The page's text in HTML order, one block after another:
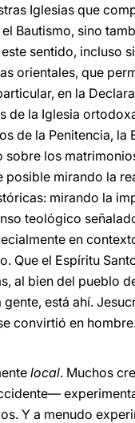
Iglesias que
Bautismo, sino
este sentido, incluso
orientales, que
en la
de la Iglesia
de la Penitencia, la
sobre los
posible mirando la
mirando la
teológico
en
Que el Espíritu
al bien del pueblo
está ahí.
convirtió en
local. Muchos
Y a menudo